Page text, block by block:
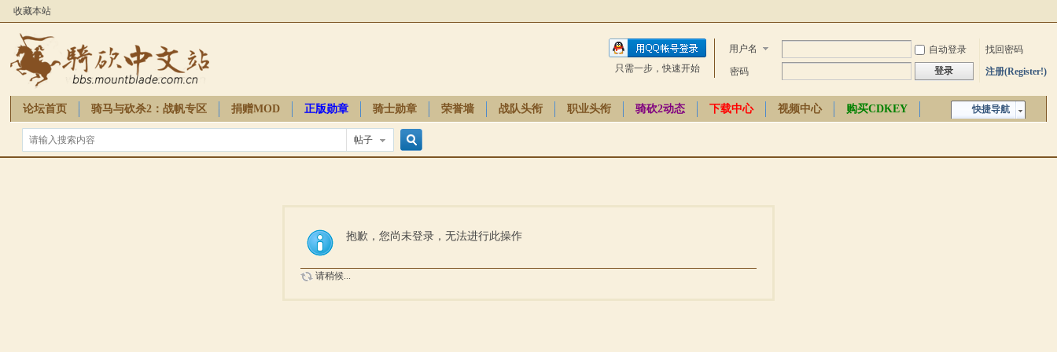
收藏本站
用户名 自动登录
找回密码
密码
登录 注册(Register!)
只需一步，快速开始
快捷导航
论坛首页 骑马与砍杀2：战帆专区 捐赠MOD 正版勋章 骑士勋章 荣誉墙 战队头衔 职业头衔 骑砍2动态 下载中心 视频中心
购买CDKEY
骑砍周边
帖子
索
抱歉，您尚未登录，无法进行此操作
请稍候...